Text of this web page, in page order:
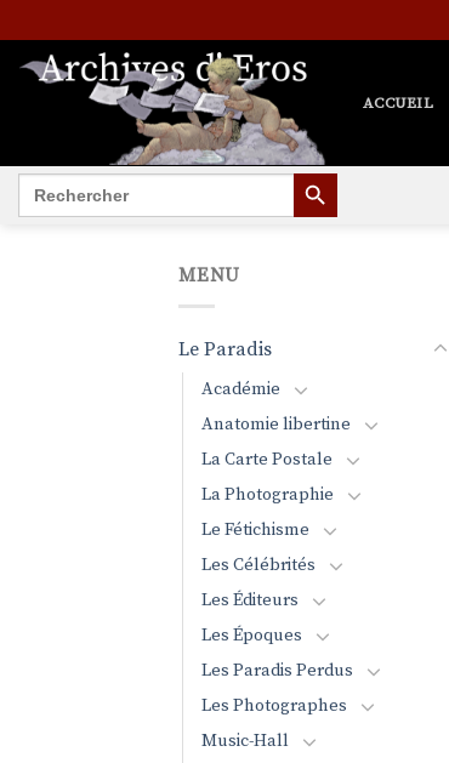
au
contenu
ACCUEIL
Search
for:
SEARCH BUTTON
MENU
Le Paradis
Académie
Anatomie libertine
La Carte Postale
La Photographie
Le Fétichisme
Les Célébrités
Les Éditeurs
Les Époques
Les Paradis Perdus
Les Photographes
Music-Hall